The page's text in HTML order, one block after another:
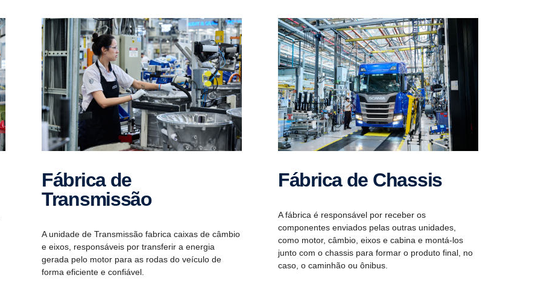
Fábrica de
Transmissão
A unidade de Transmissão fabrica caixas de câmbio
e eixos, responsáveis por transferir a energia
gerada pelo motor para as rodas do veículo de
forma eficiente e confiável.
Fábrica de Chassis
A fábrica é responsável por receber os
componentes enviados pelas outras unidades,
como motor, câmbio, eixos e cabina e montá-los
junto com o chassis para formar o produto final, no
caso, o caminhão ou ônibus.